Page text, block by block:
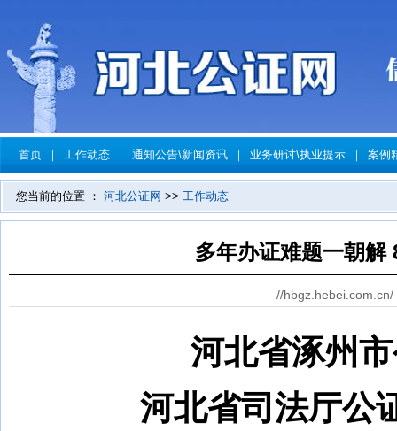
首页 ｜ 工作动态 ｜ 通知公告\新闻资讯 ｜ 业务研讨\执业提示 ｜ 案例
您当前的位置 ： 河北公证网 >> 工作动态
多年办证难题一朝解
//hbgz.hebei.com.cn/
河北省涿州
河北省司法厅公